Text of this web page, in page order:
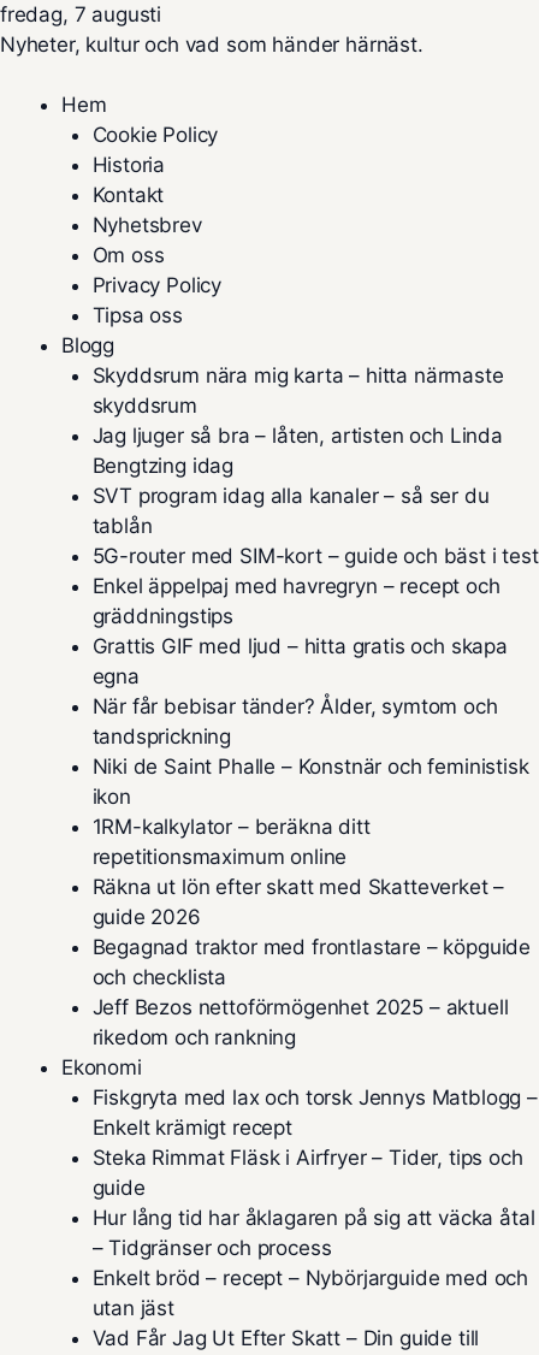
fredag, 7 augusti
Nyheter, kultur och vad som händer härnäst.
Hem
Cookie Policy
Historia
Kontakt
Nyhetsbrev
Om oss
Privacy Policy
Tipsa oss
Blogg
Skyddsrum nära mig karta – hitta närmaste
skyddsrum
Jag ljuger så bra – låten, artisten och Linda
Bengtzing idag
SVT program idag alla kanaler – så ser du
tablån
5G-router med SIM-kort – guide och bäst i test
Enkel äppelpaj med havregryn – recept och
gräddningstips
Grattis GIF med ljud – hitta gratis och skapa
egna
När får bebisar tänder? Ålder, symtom och
tandsprickning
Niki de Saint Phalle – Konstnär och feministisk
ikon
1RM-kalkylator – beräkna ditt
repetitionsmaximum online
Räkna ut lön efter skatt med Skatteverket –
guide 2026
Begagnad traktor med frontlastare – köpguide
och checklista
Jeff Bezos nettoförmögenhet 2025 – aktuell
rikedom och rankning
Ekonomi
Fiskgryta med lax och torsk Jennys Matblogg –
Enkelt krämigt recept
Steka Rimmat Fläsk i Airfryer – Tider, tips och
guide
Hur lång tid har åklagaren på sig att väcka åtal
– Tidgränser och process
Enkelt bröd – recept – Nybörjarguide med och
utan jäst
Vad Får Jag Ut Efter Skatt – Din guide till